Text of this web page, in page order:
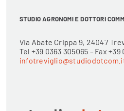
STUDIO AGRONOMI E DOTTORI
Via Abate Crippa 9, 24047
Tel +39 0363 305065 – Fax +39